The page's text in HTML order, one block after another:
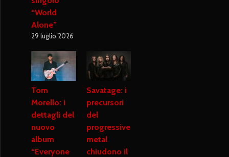
“World
Alone”
29 luglio 2026
Tom
Morello: i
dettagli del
nuovo
album
“Everyone
Savatage: i
precursori
del
progressive
metal
chiudono il